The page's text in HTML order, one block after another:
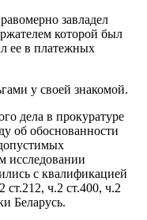
завладел
которой был
ее в платежных
у своей знакомой.
дела в прокуратуре
об обоснованности
исследовании
с квалификацией
ст.212, ч.2 ст.400, ч.2
Беларусь.